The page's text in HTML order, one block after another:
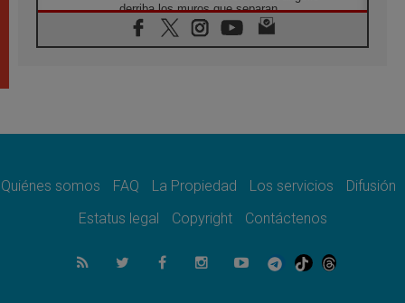
derriba los muros que separan
06.08.2026
La Iglesia en Ceuta: caridad y esperanza
06.08.2026
06.08.2026
«construir la civilización del amor»
El cardenal Parolin en México: Toda la
sociedad necesita el mensaje del Evangelio
Quiénes somos FAQ La Propiedad Los servicios
Difusión
Estatus legal
Copyright Contáctenos